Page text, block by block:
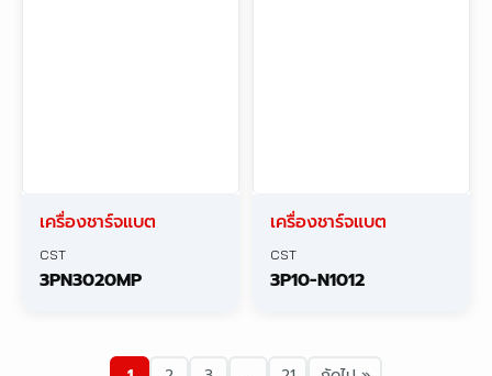
เครื่องชาร์จแบต
CST
3PN3020MP
เครื่องชาร์จแบต
CST
3P10-N1012